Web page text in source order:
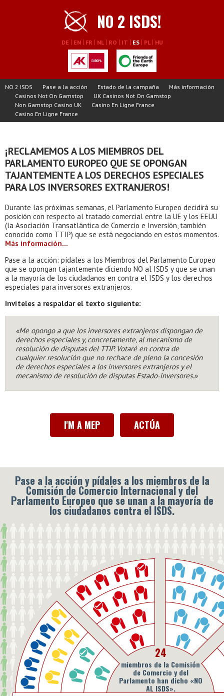
NO 2 ISDS!
DE EN FR NL RO IT ES PL HU
NO 2 ISDS Pase a la acción Estado de la campaña
Más información
Casinos Not On Gamstop
UK Casinos Not On Gamstop
Non Gamstop Casino UK
Casino En Ligne France
Casino En Ligne France
¡RECLAMEMOS A LOS MIEMBROS DEL
PARLAMENTO EUROPEO QUE SE OPONGAN
TAJANTEMENTE A LOS DERECHOS ESPECIALES
PARA LOS INVERSORES EXTRANJEROS!
Durante las próximas semanas, el Parlamento Europeo decidirá su
posición con respecto al tratado comercial entre la UE y los EEUU
(la Asociación Transatlántica de Comercio e Inversión, también
conocido como TTIP) que se está negociando en estos momentos.
Más información...
Pase a la acción: pídales a los Miembros del Parlamento Europeo
que se opongan tajantemente diciendo NO al ISDS y que se unan
a la mayoría de los ciudadanos en contra el ISDS y los derechos
especiales para inversores extranjeros.
Invíteles a respaldar el texto siguiente:
«Me opongo a que los inversores extranjeros dispongan de
derechos especiales y, concretamente, al mecanismo de
resolución de disputas del TTIP. Votaré en contra de
cualquier resolución que no rechace de pleno la concesión
de derechos especiales a los inversores extranjeros y el
mecanismo de resolución de disputas Estado-inversores.»
I'M A MEP ACTÚA
Pase a la acción y pídales a los miembros de la
Comisión de Comercio Internacional y del
Parlamento Europeo que se unan a la mayoría de
los ciudadanos contra el ISDS.
24
miembros de la Comisión
de Comercio y del
Parlamento han dicho «NO
AL ISDS».